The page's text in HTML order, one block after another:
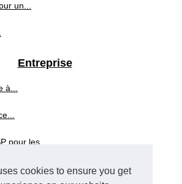
cookies to ensure you get
un...
Entreprise
pour les...